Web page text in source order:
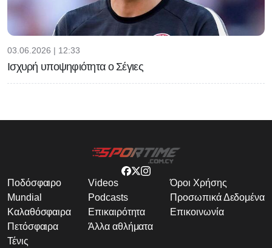
03.06.2026 | 12:33
Ισχυρή υποψηφιότητα ο Σέγιες
Ποδόσφαιρο
Mundial
Καλαθόσφαιρα
Πετόσφαιρα
Τένις
Videos
Podcasts
Επικαιρότητα
Άλλα αθλήματα
Όροι Χρήσης
Προσωπικά Δεδομένα
Επικοινωνία